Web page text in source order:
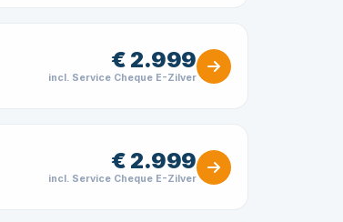
€ 2.999
incl. Service Cheque E-Zilver
€ 2.999
incl. Service Cheque E-Zilver